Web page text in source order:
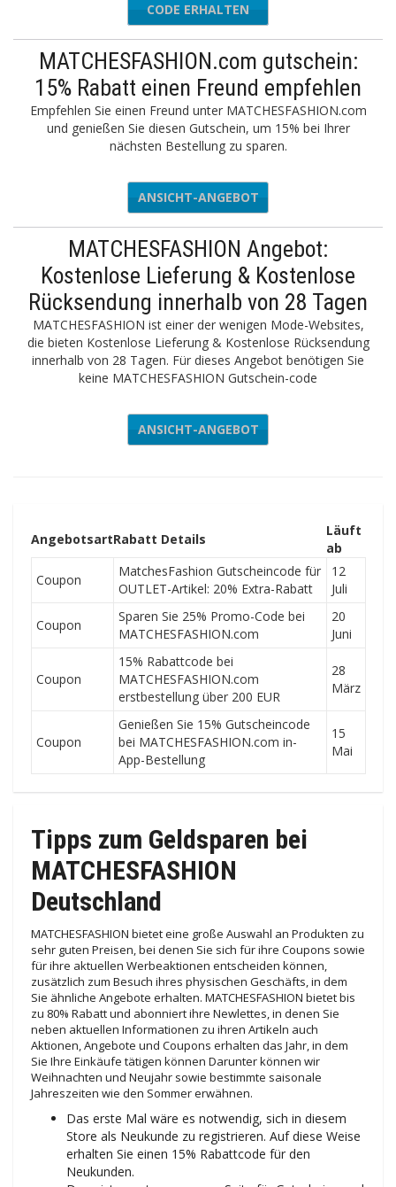
EXTRA30
CODE ERHALTEN
MATCHESFASHION.com gutschein:
15% Rabatt einen Freund empfehlen
Empfehlen Sie einen Freund unter MATCHESFASHION.com
und genießen Sie diesen Gutschein, um 15% bei Ihrer
nächsten Bestellung zu sparen.
ANSICHT-ANGEBOT
MATCHESFASHION Angebot:
Kostenlose Lieferung & Kostenlose
Rücksendung innerhalb von 28 Tagen
MATCHESFASHION ist einer der wenigen Mode-Websites,
die bieten Kostenlose Lieferung & Kostenlose Rücksendung
innerhalb von 28 Tagen. Für dieses Angebot benötigen Sie
keine MATCHESFASHION Gutschein-code
ANSICHT-ANGEBOT
AngebotsartRabatt Details
Läuft
ab
Coupon
MatchesFashion Gutscheincode für
OUTLET-Artikel: 20% Extra-Rabatt
12
Juli
Coupon
Sparen Sie 25% Promo-Code bei
MATCHESFASHION.com
20
Juni
Coupon
15% Rabattcode bei
MATCHESFASHION.com
erstbestellung über 200 EUR
28
März
Coupon
Genießen Sie 15% Gutscheincode
bei MATCHESFASHION.com in-
App-Bestellung
15
Mai
Tipps zum Geldsparen bei
MATCHESFASHION
Deutschland
MATCHESFASHION bietet eine große Auswahl an Produkten zu
sehr guten Preisen, bei denen Sie sich für ihre Coupons sowie
für ihre aktuellen Werbeaktionen entscheiden können,
zusätzlich zum Besuch ihres physischen Geschäfts, in dem
Sie ähnliche Angebote erhalten. MATCHESFASHION bietet bis
zu 80% Rabatt und abonniert ihre Newlettes, in denen Sie
neben aktuellen Informationen zu ihren Artikeln auch
Aktionen, Angebote und Coupons erhalten das Jahr, in dem
Sie Ihre Einkäufe tätigen können Darunter können wir
Weihnachten und Neujahr sowie bestimmte saisonale
Jahreszeiten wie den Sommer erwähnen.
Das erste Mal wäre es notwendig, sich in diesem
Store als Neukunde zu registrieren. Auf diese Weise
erhalten Sie einen 15% Rabattcode für den
Neukunden.